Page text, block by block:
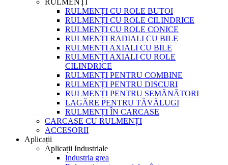
RULMENȚI
RULMENȚI CU ROLE BUTOI
RULMENȚI CU ROLE CILINDRICE
RULMENȚI CU ROLE CONICE
RULMENȚI RADIALI CU BILE
RULMENȚI AXIALI CU BILE
RULMENȚI AXIALI CU ROLE
CILINDRICE
RULMENȚI PENTRU COMBINE
RULMENȚI PENTRU DISCURI
RULMENȚI PENTRU SEMĂNĂTORI
LAGĂRE PENTRU TĂVĂLUGI
RULMENȚI ÎN CARCASE
CARCASE CU RULMENȚI
ACCESORII
Aplicații
Aplicații Industriale
Industria grea